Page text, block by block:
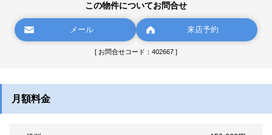
この物件についてお問合せ
メール 来店予約
[ お問合せコード：402667 ]
月額料金